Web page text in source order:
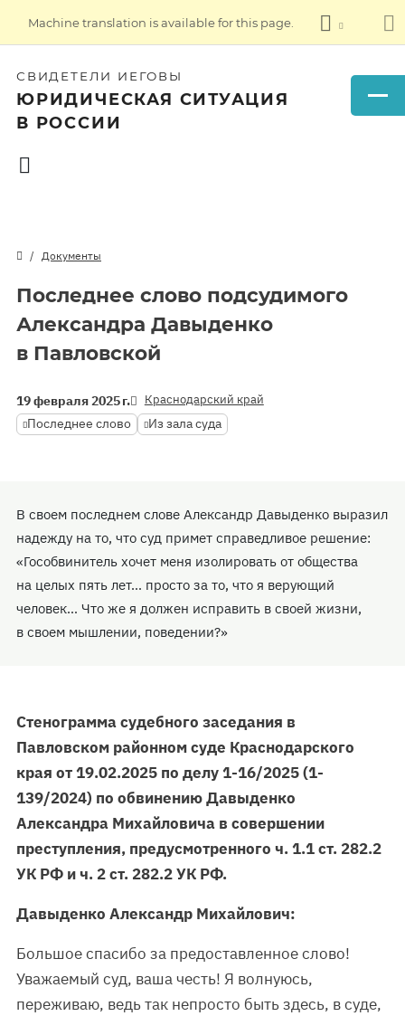
Machine translation is available for this page.
СВИДЕТЕЛИ ИЕГОВЫ
ЮРИДИЧЕСКАЯ СИТУАЦИЯ
В РОССИИ
Документы
Последнее слово подсудимого
Александра Давыденко
в Павловской
19 февраля 2025 г. Краснодарский край
Последнее слово Из зала суда
В своем последнем слове Александр Давыденко выразил
надежду на то, что суд примет справедливое решение:
«Гособвинитель хочет меня изолировать от общества
на целых пять лет… просто за то, что я верующий
человек… Что же я должен исправить в своей жизни,
в своем мышлении, поведении?»
Стенограмма судебного заседания в
Павловском районном суде Краснодарского
края от 19.02.2025 по делу 1-16/2025 (1-
139/2024) по обвинению Давыденко
Александра Михайловича в совершении
преступления, предусмотренного ч. 1.1 ст. 282.2
УК РФ и ч. 2 ст. 282.2 УК РФ.
Давыденко Александр Михайлович:
Большое спасибо за предоставленное слово!
Уважаемый суд, ваша честь! Я волнуюсь,
переживаю, ведь так непросто быть здесь, в суде,